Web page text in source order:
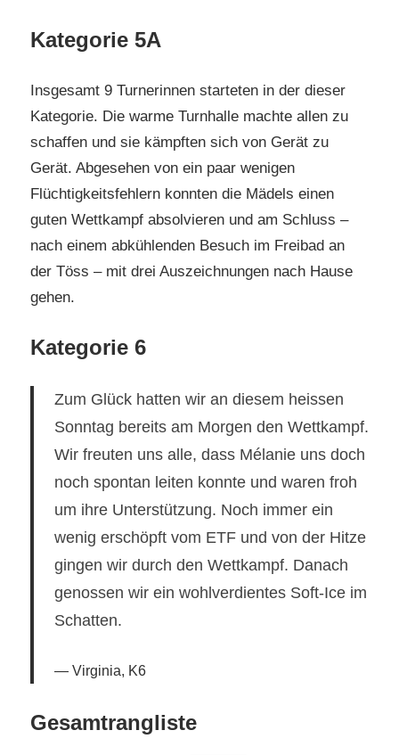
Kategorie 5A
Insgesamt 9 Turnerinnen starteten in der dieser
Kategorie. Die warme Turnhalle machte allen zu
schaffen und sie kämpften sich von Gerät zu
Gerät. Abgesehen von ein paar wenigen
Flüchtigkeitsfehlern konnten die Mädels einen
guten Wettkampf absolvieren und am Schluss –
nach einem abkühlenden Besuch im Freibad an
der Töss – mit drei Auszeichnungen nach Hause
gehen.
Kategorie 6
Zum Glück hatten wir an diesem heissen
Sonntag bereits am Morgen den Wettkampf.
Wir freuten uns alle, dass Mélanie uns doch
noch spontan leiten konnte und waren froh
um ihre Unterstützung. Noch immer ein
wenig erschöpft vom ETF und von der Hitze
gingen wir durch den Wettkampf. Danach
genossen wir ein wohlverdientes Soft-Ice im
Schatten.
Virginia, K6
Gesamtrangliste